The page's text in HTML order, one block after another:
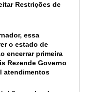
Restrições de
essa
o estado de
encerrar primeira
Rezende Governo
atendimentos